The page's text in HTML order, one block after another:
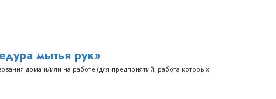
мытья рук»
дома и/или на работе (для предприятий, работа которых